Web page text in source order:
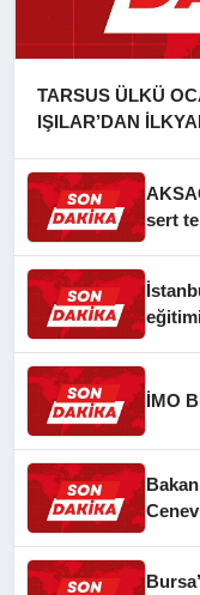
TARSUS ÜLKÜ
IŞILAR’DAN
sert
İMO
Bakan